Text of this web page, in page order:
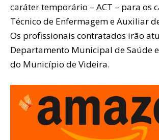
caráter temporário – ACT – para os
Técnico de Enfermagem e Auxiliar
Os profissionais contratados irão
Departamento Municipal de Saúde
do Município de Videira.